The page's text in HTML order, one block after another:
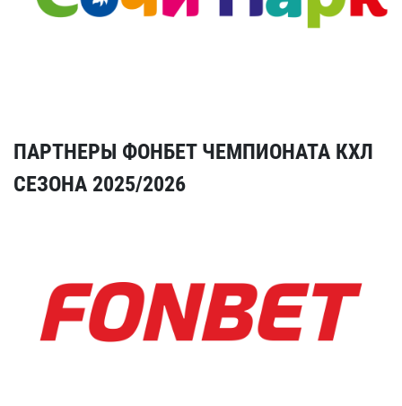
ПАРТНЕРЫ ФОНБЕТ ЧЕМПИОНАТА КХЛ
СЕЗОНА 2025/2026